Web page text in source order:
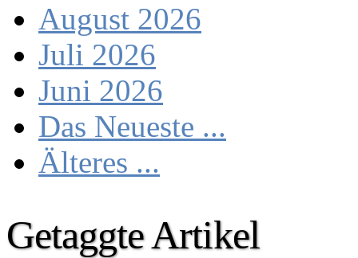
August 2026
Juli 2026
Juni 2026
Das Neueste ...
Älteres ...
Getaggte Artikel